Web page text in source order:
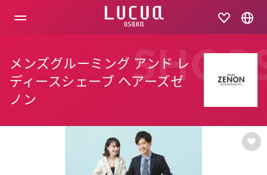
メンズグルーミング アンド レ
ディースシェーブ ヘアーズゼ
ノン